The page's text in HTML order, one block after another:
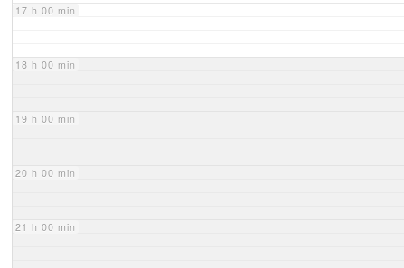
17 h 00 min
18 h 00 min
19 h 00 min
20 h 00 min
21 h 00 min